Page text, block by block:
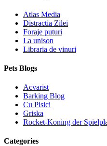
Atlas Media
Distractia Zilei
Foraje puturi
La unison
Libraria de vinuri
Pets Blogs
Acvarist
Barking Blog
Cu Pisici
Griska
Rocket-Koning der
Categories